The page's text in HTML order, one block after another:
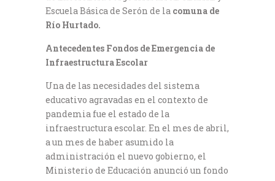
Escuela Básica de Serón de la comuna de
Río Hurtado.
Antecedentes Fondos de Emergencia de
Infraestructura Escolar
Una de las necesidades del sistema
educativo agravadas en el contexto de
pandemia fue el estado de la
infraestructura escolar. En el mes de abril,
a un mes de haber asumido la
administración el nuevo gobierno, el
Ministerio de Educación anunció un fondo